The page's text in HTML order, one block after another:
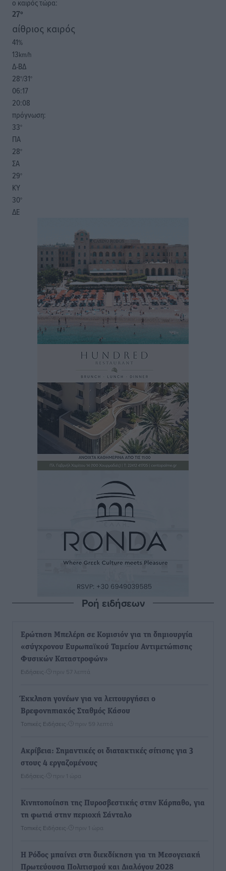
o καιρός τώρα:
27°
αίθριος καιρός
41%
13km/h
Δ-ΒΔ
28°/31°
06:17
20:08
πρόγνωση:
33°
ΠΑ
28°
ΣΑ
29°
ΚΥ
30°
ΔΕ
Ροή ειδήσεων
Ερώτηση Μπελέρη σε Κομισιόν για τη δημιουργία
«σύγχρονου Ευρωπαϊκού Ταμείου Αντιμετώπισης
Φυσικών Καταστροφών»
Ειδήσεις πριν 57 λεπτά
Έκκληση γονέων για να λειτουργήσει ο
Βρεφονηπιακός Σταθμός Κάσου
Τοπικές Ειδήσεις πριν 59 λεπτά
Ακρίβεια: Σημαντικές οι διατακτικές σίτισης για 3
στους 4 εργαζομένους
Ειδήσεις πριν 1 ώρα
Κινητοποίηση της Πυροσβεστικής στην Κάρπαθο, για
τη φωτιά στην περιοχή Σάνταλο
Τοπικές Ειδήσεις πριν 1 ώρα
Η Ρόδος μπαίνει στη διεκδίκηση για τη Μεσογειακή
Πρωτεύουσα Πολιτισμού και Διαλόγου 2028